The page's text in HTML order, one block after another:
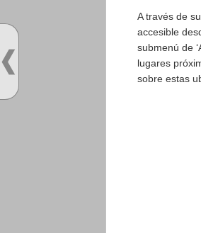
A través de
accesible
submenú de
lugares
sobre estas